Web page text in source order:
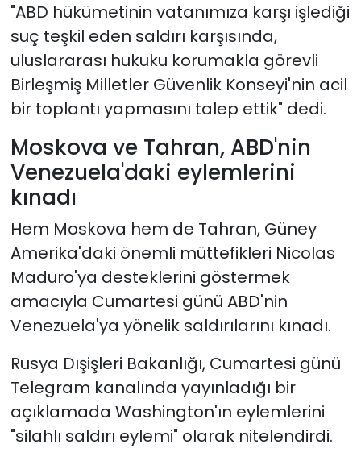
"ABD hükümetinin vatanımıza karşı işlediği
suç teşkil eden saldırı karşısında,
uluslararası hukuku korumakla görevli
Birleşmiş Milletler Güvenlik Konseyi'nin acil
bir toplantı yapmasını talep ettik" dedi.
Moskova ve Tahran, ABD'nin
Venezuela'daki eylemlerini
kınadı
Hem Moskova hem de Tahran, Güney
Amerika'daki önemli müttefikleri Nicolas
Maduro'ya desteklerini göstermek
amacıyla Cumartesi günü ABD'nin
Venezuela'ya yönelik saldırılarını kınadı.
Rusya Dışişleri Bakanlığı, Cumartesi günü
Telegram kanalında yayınladığı bir
açıklamada Washington'ın eylemlerini
"silahlı saldırı eylemi" olarak nitelendirdi.